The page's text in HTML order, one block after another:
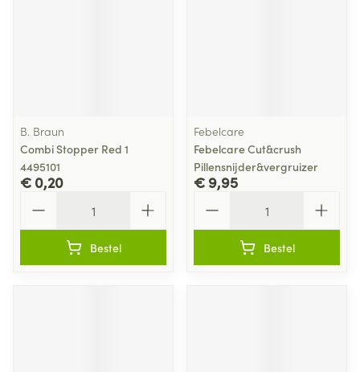
B. Braun
Combi Stopper Red 1
4495101
€ 0,20
Bestel
Febelcare
Febelcare Cut&crush
Pillensnijder&vergruizer
€ 9,95
Bestel